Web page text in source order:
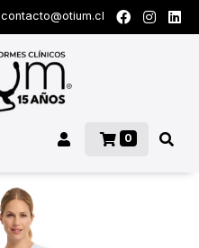
contacto@otium.cl
0